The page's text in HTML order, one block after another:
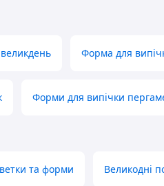
Форма для
Форми для випічки
та форми Великодні